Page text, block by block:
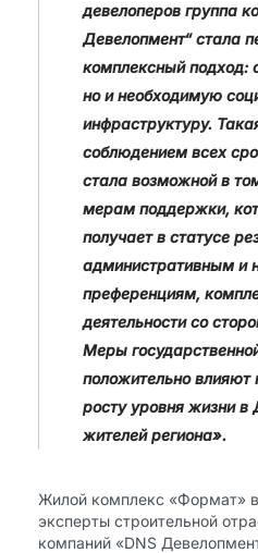
девелоперов группа
Девелопмент“ стала
комплексный подход:
но и необходимую
инфраструктуру.
соблюдением всех
стала возможной в
мерам поддержки,
получает в статусе
административным и
преференциям,
деятельности со
Меры
положительно влияют
росту уровня жизни
жителей региона».
Жилой комплекс «Формат»
эксперты строительной
компаний «DNS